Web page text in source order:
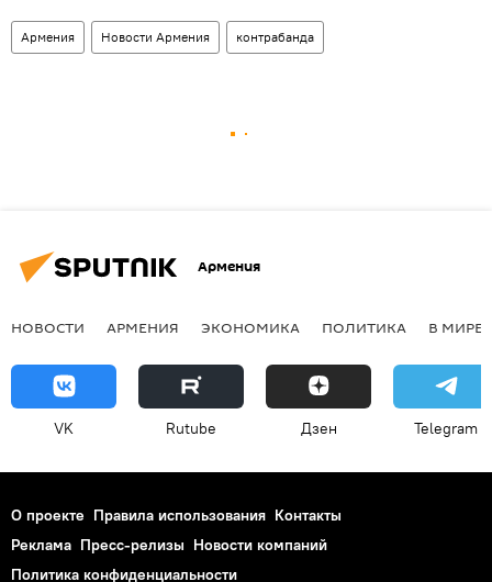
Армения Новости Армения контрабанда
Армения
НОВОСТИ АРМЕНИЯ ЭКОНОМИКА ПОЛИТИКА В МИРЕ
VK Rutube Дзен Telegram
О проекте Правила использования Контакты
Реклама Пресс-релизы Новости компаний
Политика конфиденциальности